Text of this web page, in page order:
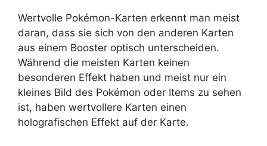
Wertvolle Pokémon-Karten erkennt man meist
daran, dass sie sich von den anderen Karten
aus einem Booster optisch unterscheiden.
Während die meisten Karten keinen
besonderen Effekt haben und meist nur ein
kleines Bild des Pokémon oder Items zu sehen
ist, haben wertvollere Karten einen
holografischen Effekt auf der Karte.